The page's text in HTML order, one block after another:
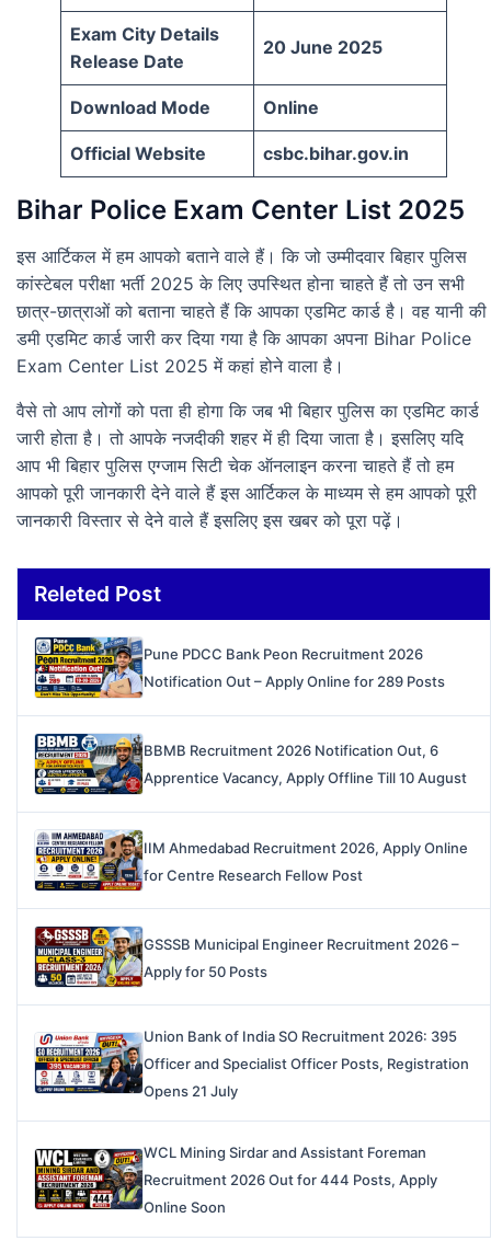
Exam City Details
Release Date
20 June 2025
Download Mode Online
Official Website csbc.bihar.gov.in
Bihar Police Exam Center List 2025
इस आर्टिकल में हम आपको बताने वाले हैं। कि जो उम्मीदवार बिहार पुलिस
कांस्टेबल परीक्षा भर्ती 2025 के लिए उपस्थित होना चाहते हैं तो उन सभी
छात्र-छात्राओं को बताना चाहते हैं कि आपका एडमिट कार्ड है। वह यानी की
डमी एडमिट कार्ड जारी कर दिया गया है कि आपका अपना Bihar Police
Exam Center List 2025 में कहां होने वाला है।
वैसे तो आप लोगों को पता ही होगा कि जब भी बिहार पुलिस का एडमिट कार्ड
जारी होता है। तो आपके नजदीकी शहर में ही दिया जाता है। इसलिए यदि
आप भी बिहार पुलिस एग्जाम सिटी चेक ऑनलाइन करना चाहते हैं तो हम
आपको पूरी जानकारी देने वाले हैं इस आर्टिकल के माध्यम से हम आपको पूरी
जानकारी विस्तार से देने वाले हैं इसलिए इस खबर को पूरा पढ़ें।
Releted Post
Pune PDCC Bank Peon Recruitment 2026
Notification Out – Apply Online for 289 Posts
BBMB Recruitment 2026 Notification Out, 6
Apprentice Vacancy, Apply Offline Till 10 August
IIM Ahmedabad Recruitment 2026, Apply Online
for Centre Research Fellow Post
GSSSB Municipal Engineer Recruitment 2026 –
Apply for 50 Posts
Union Bank of India SO Recruitment 2026: 395
Officer and Specialist Officer Posts, Registration
Opens 21 July
WCL Mining Sirdar and Assistant Foreman
Recruitment 2026 Out for 444 Posts, Apply
Online Soon